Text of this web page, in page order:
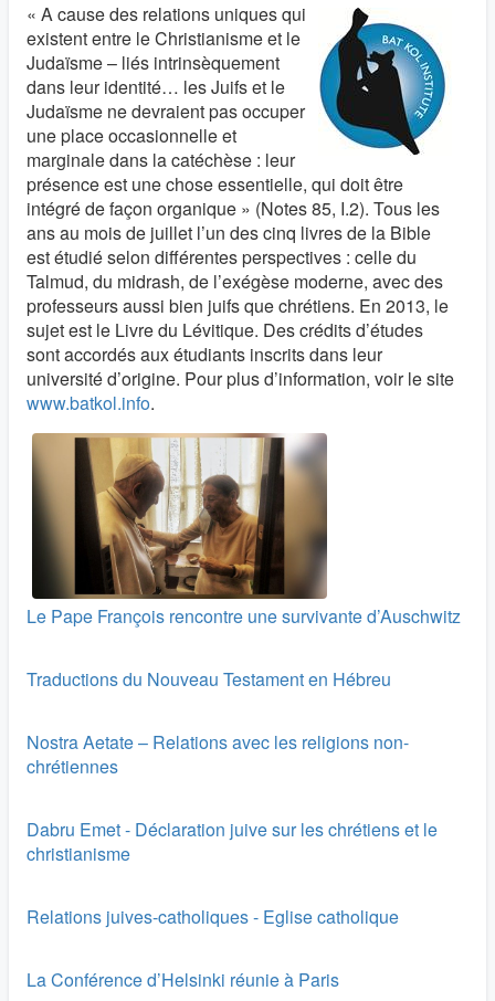
« A cause des relations uniques qui
existent entre le Christianisme et le
Judaïsme – liés intrinsèquement
dans leur identité… les Juifs et le
Judaïsme ne devraient pas occuper
une place occasionnelle et
marginale dans la catéchèse : leur
présence est une chose essentielle, qui doit être
intégré de façon organique » (Notes 85, I.2). Tous les
ans au mois de juillet l’un des cinq livres de la Bible
est étudié selon différentes perspectives : celle du
Talmud, du midrash, de l’exégèse moderne, avec des
professeurs aussi bien juifs que chrétiens. En 2013, le
sujet est le Livre du Lévitique. Des crédits d’études
sont accordés aux étudiants inscrits dans leur
université d’origine. Pour plus d’information, voir le site
www.batkol.info.
Le Pape François rencontre une survivante d’Auschwitz
Traductions du Nouveau Testament en Hébreu
Nostra Aetate – Relations avec les religions non-
chrétiennes
Dabru Emet - Déclaration juive sur les chrétiens et le
christianisme
Relations juives-catholiques - Eglise catholique
La Conférence d’Helsinki réunie à Paris